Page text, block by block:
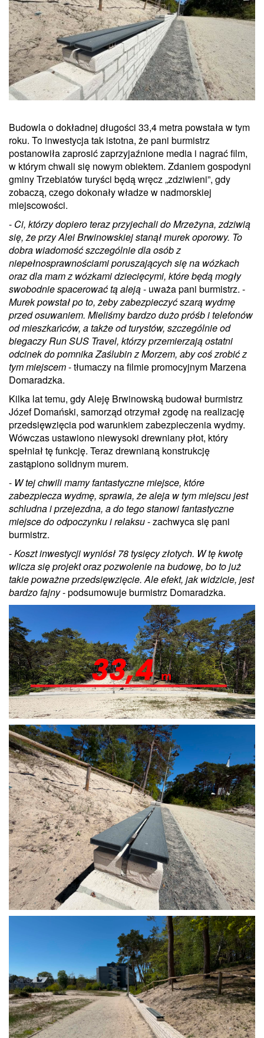
Budowla o dokładnej długości 33,4 metra powstała w tym
roku. To inwestycja tak istotna, że pani burmistrz
postanowiła zaprosić zaprzyjaźnione media i nagrać film,
w którym chwali się nowym obiektem. Zdaniem gospodyni
gminy Trzebiatów turyści będą wręcz „zdziwieni”, gdy
zobaczą, czego dokonały władze w nadmorskiej
miejscowości.
- Ci, którzy dopiero teraz przyjechali do Mrzeżyna, zdziwią
się, że przy Alei Brwinowskiej stanął murek oporowy. To
dobra wiadomość szczególnie dla osób z
niepełnosprawnościami poruszających się na wózkach
oraz dla mam z wózkami dziecięcymi, które będą mogły
swobodnie spacerować tą aleją- uważa pani burmistrz. -
Murek powstał po to, żeby zabezpieczyć szarą wydmę
przed osuwaniem. Mieliśmy bardzo dużo próśb i telefonów
od mieszkańców, a także od turystów, szczególnie od
biegaczy Run SUS Travel, którzy przemierzają ostatni
odcinek do pomnika Zaślubin z Morzem, aby coś zrobić z
tym miejscem- tłumaczy na filmie promocyjnym Marzena
Domaradzka.
Kilka lat temu, gdy Aleję Brwinowską budował burmistrz
Józef Domański, samorząd otrzymał zgodę na realizację
przedsięwzięcia pod warunkiem zabezpieczenia wydmy.
Wówczas ustawiono niewysoki drewniany płot, który
spełniał tę funkcję. Teraz drewnianą konstrukcję
zastąpiono solidnym murem.
- W tej chwili mamy fantastyczne miejsce, które
zabezpiecza wydmę, sprawia, że aleja w tym miejscu jest
schludna i przejezdna, a do tego stanowi fantastyczne
miejsce do odpoczynku i relaksu- zachwyca się pani
burmistrz.
-Koszt inwestycji wyniósł 78 tysięcy złotych. W tę kwotę
wlicza się projekt oraz pozwolenie na budowę, bo to już
takie poważne przedsięwzięcie. Ale efekt, jak widzicie, jest
bardzo fajny- podsumowuje burmistrz Domaradzka.